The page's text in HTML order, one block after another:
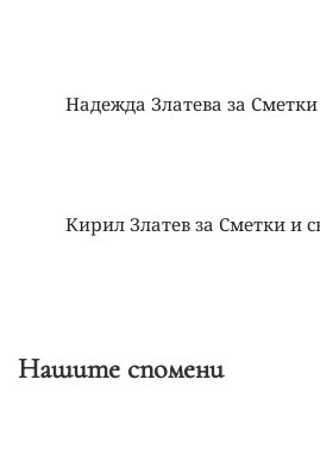
Надежда Златева за Сметки
Кирил Златев за Сметки и
Нашите спомени